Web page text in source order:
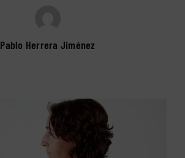
Pablo Herrera Jiménez